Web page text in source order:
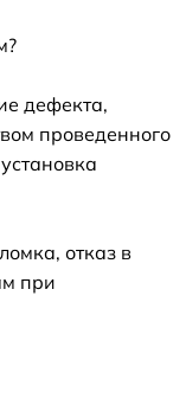
дефекта,
проведенного
отказ в
при